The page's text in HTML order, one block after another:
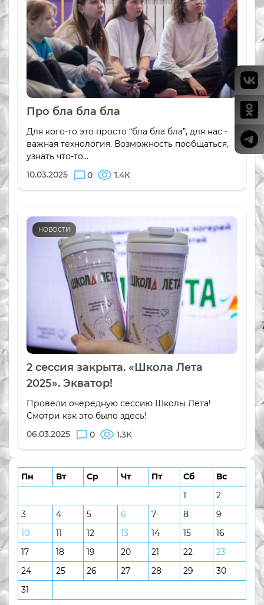
Про бла бла бла
Для кого-то это просто “бла бла бла”, для нас -
важная технология. Возможность пообщаться,
узнать что-то...
10.03.2025
0 1.4К
НОВОСТИ
2 сессия закрыта. «Школа Лета
2025». Экватор!
Провели очередную сессию Школы Лета!
Смотри как это было здесь!
06.03.2025
0 1.3К
Пн Вт Ср Чт Пт Сб
Вс
1
2
3
4 5 6 7 8
9
10
11 12 13 14 15
16
17
18 19 20 21 22
23
24
25 26 27 28 29
30
31